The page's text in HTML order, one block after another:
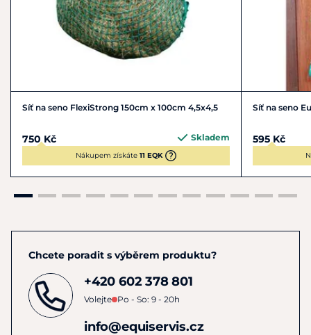
Síť na seno FlexiStrong 150cm x 100cm 4,5x4,5
750 Kč Skladem
Nákupem získáte 11 EQK
Síť na seno
595 Kč
Chcete poradit s výběrem produktu?
+420 602 378 801
Volejte Po - So: 9 - 20h
info@equiservis.cz